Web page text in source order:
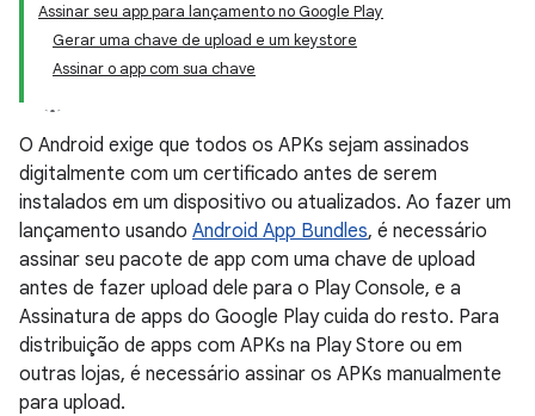
Assinar seu app para lançamento no Google Play
Gerar uma chave de upload e um keystore
Assinar o app com sua chave
O Android exige que todos os APKs sejam assinados
digitalmente com um certificado antes de serem
instalados em um dispositivo ou atualizados. Ao fazer um
lançamento usando Android App Bundles, é necessário
assinar seu pacote de app com uma chave de upload
antes de fazer upload dele para o Play Console, e a
Assinatura de apps do Google Play cuida do resto. Para
distribuição de apps com APKs na Play Store ou em
outras lojas, é necessário assinar os APKs manualmente
para upload.